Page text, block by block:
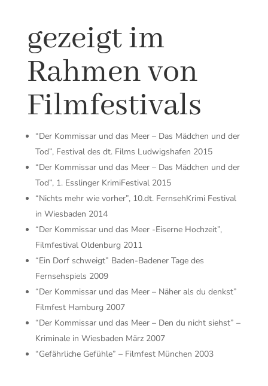
gezeigt im
Rahmen von
Filmfestivals
“Der Kommissar und das Meer – Das Mädchen und der
Tod”, Festival des dt. Films Ludwigshafen 2015
“Der Kommissar und das Meer – Das Mädchen und der
Tod”, 1. Esslinger KrimiFestival 2015
“Nichts mehr wie vorher”, 10.dt. FernsehKrimi Festival
in Wiesbaden 2014
“Der Kommissar und das Meer -Eiserne Hochzeit”,
Filmfestival Oldenburg 2011
“Ein Dorf schweigt” Baden-Badener Tage des
Fernsehspiels 2009
“Der Kommissar und das Meer – Näher als du denkst”
Filmfest Hamburg 2007
“Der Kommissar und das Meer – Den du nicht siehst” –
Kriminale in Wiesbaden März 2007
“Gefährliche Gefühle” – Filmfest München 2003